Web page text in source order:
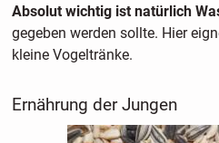
Absolut wichtig ist natürlich
gegeben werden sollte. Hier
kleine Vogeltränke.
Ernährung der Jungen